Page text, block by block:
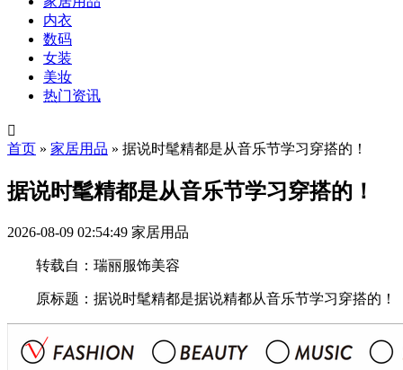
内衣
数码
女装
美妆
热门资讯

首页 » 家居用品 » 据说时髦精都是从音乐节学习穿搭的！
据说时髦精都是从音乐节学习穿搭的！
2026-08-09 02:54:49 家居用品
转载自：瑞丽服饰美容
原标题：据说时髦精都是据说精都从音乐节学习穿搭的！